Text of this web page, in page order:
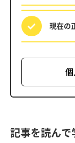
現在の
記事を読んで